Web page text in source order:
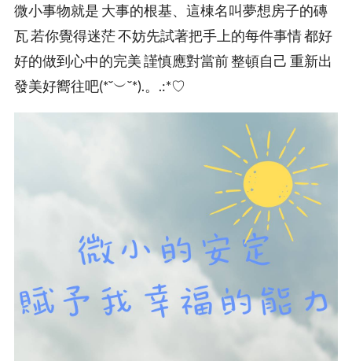
微小事物就是 大事的根基、這棟名叫夢想房子的磚
瓦 若你覺得迷茫 不妨先試著把手上的每件事情 都好
好的做到心中的完美 謹慎應對當前 整頓自己 重新出
發美好嚮往吧(*˘︶˘*).。.:*♡